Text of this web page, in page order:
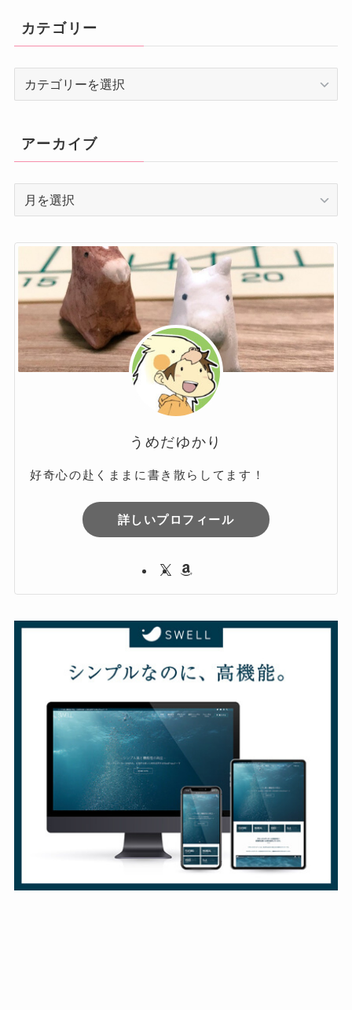
カテゴリー
リ
ー
アーカイブ
イ
ブ
うめだゆかり
好奇心の赴くままに書き散らしてます！
詳しいプロフィール